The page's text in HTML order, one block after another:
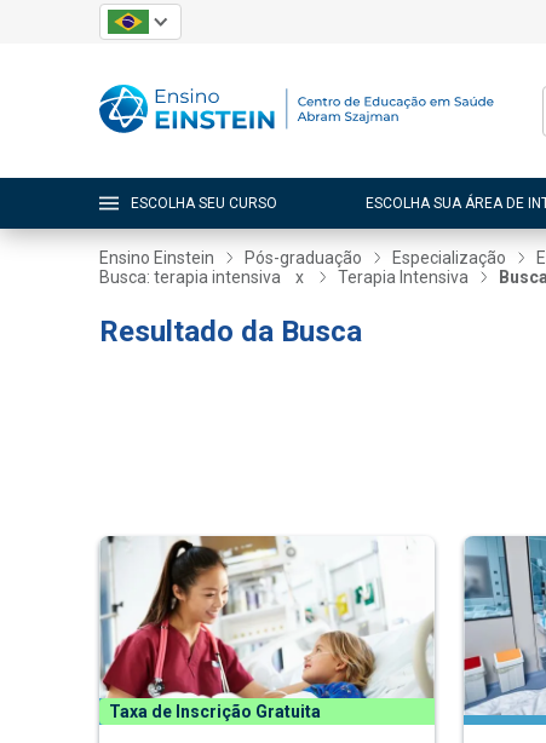
ESCOLHA SEU CURSO ESCOLHA SUA ÁREA DE
Ensino Einstein Pós-graduação Especialização
Busca: terapia intensiva
x Terapia Intensiva
Resultado da Busca
Taxa de Inscrição Gratuita